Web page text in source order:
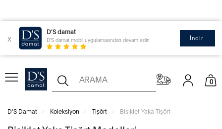
x
D'S damat
D'S damat mobil uygulamasından devam edin İndir
0
D'S Damat Koleksiyon Tişört Bisiklet Yaka Tişört